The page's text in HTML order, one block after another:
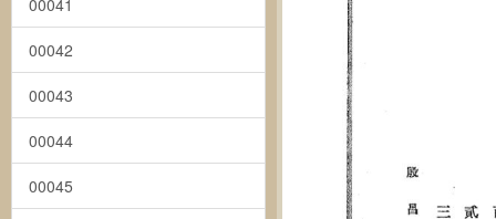
00041
00042
00043
00044
00045